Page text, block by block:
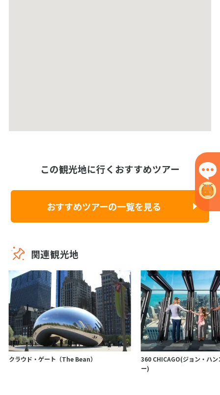
この観光地に行くおすすめツアー
おすすめツアーの一覧を見る
関連観光地
クラウド・ゲート（The Bean）
360 CHICAGO(ジョン・ハン
ー)